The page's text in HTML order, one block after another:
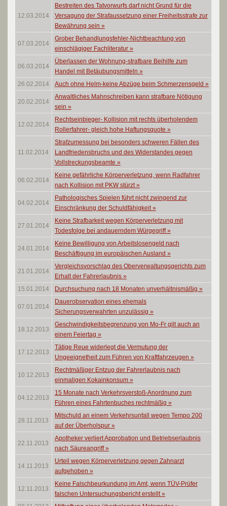
12.03.2014
Bestreiten des Tatvorwurfs darf nicht Grund für die
Versagung der Strafaussetzung einer Freiheitsstrafe zur
Bewährung sein »
07.03.2014
Grober Behandlungsfehler-Nichtbeachtung von
einschlägiger Fachliteratur »
06.03.2014
Überlassen der Wohnung-strafbare Beihilfe zum
Handel mit Betäubungsmitteln »
26.02.2014
Auch ohne Helm-keine Abzüge beim Schmerzensgeld »
20.02.2014
Anwaltliches Mahnschreiben kann strafbare Nötigung
sein »
12.02.2014
Rechtseinbieger- Kollision mit rechts überholendem
Rollerfahrer- gleich hohe Haftungsquote »
11.02.2014
Strafzumessung bei besonders schweren Fällen des
Landfriedensbruchs und des Widerstandes gegen
Vollstreckungsbeamte »
06.02.2014
Keine gefährliche Körperverletzung, wenn Radfahrer
nach Kollision mit PKW stürzt»
04.02.2014
Pathologisches Spielen führt nicht zwingend zur
Einschränkung der Schuldfähigkeit»
27.01.2014
Keine Strafbarkeit wegen Körperverletzung mit
Todesfolge bei andauerndem Würgegriff»
24.01.2014
Keine Bewilligung von Arbeitslosengeld nach
Beschäftigung im europäischen Ausland »
21.01.2014
Vergleichsvorschlag des Oberverwaltungsgerichts zum
Erhalt der Fahrerlaubnis »
15.01.2014
Durchsuchung nach 18 Monaten unverhältnismäßig »
07.01.2014
Dauerobservation eines ehemals
Sicherungsverwahrten unzulässig »
18.12.2013
Geschwindigkeitsbegrenzung von Mo-Fr gilt auch an
einem Feiertag »
17.12.2013
Tätige Reue widerlegt die Vermutung der
Ungeeignetheit zum Führen von Kraftfahrzeugen »
10.12.2013
Rechtmäßiger Entzug der Fahrerlaubnis nach
einmaligen Kokainkonsum »
04.12.2013
15 Monate nach Verkehrsverstoß-Anordnung zum
Führen eines Fahrtenbuches rechtmäßig »
28.11.2013
Mitschuld an einem Verkehrsunfall wegen Tempo 200
auf der Überholspur »
22.11.2013
Apotheker verliert Approbation und Betriebserlaubnis
nach Säureangriff»
14.11.2013
Urteil wegen Körperverletzung gegen Zahnarzt
aufgehoben »
12.11.2013
Keine Falschbeurkundung im Amt, wenn TÜV-Prüfer
falschen Untersuchungsbericht erstellt»